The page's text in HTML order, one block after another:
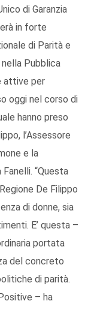
di Garanzia
in forte
di Parità e
Pubblica
attive per
oggi nel corso di
hanno preso
l’Assessore
e la
“Questa
De Filippo
di donne, sia
E’ questa –
portata
del concreto
di parità.
– ha